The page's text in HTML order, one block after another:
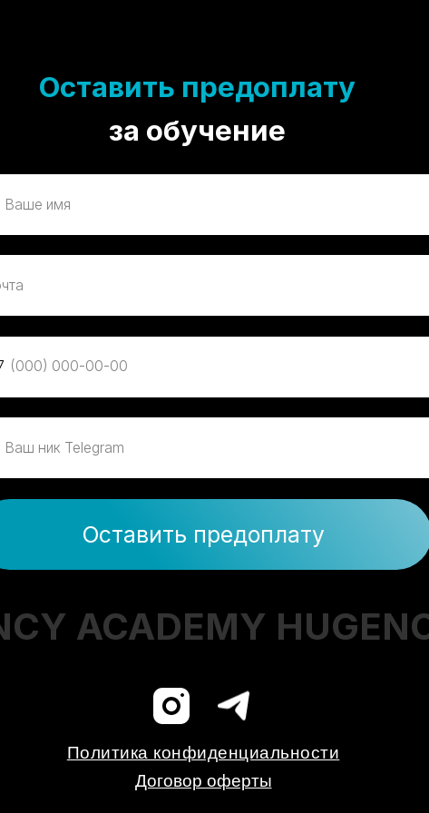
предоплату
за обучение
Оставить предоплату
HUGENCY
Договор оферты
Политика конфиденциальности